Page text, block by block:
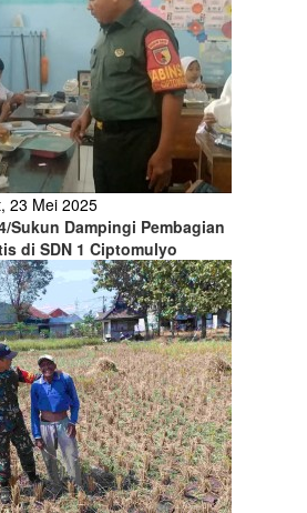
23 Mei 2025
Sukun Dampingi Pembagian
di SDN 1 Ciptomulyo